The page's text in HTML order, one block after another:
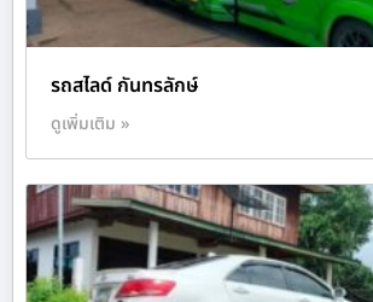
รถสไลด์ กันทรลักษ์
ดูเพิ่มเติม »